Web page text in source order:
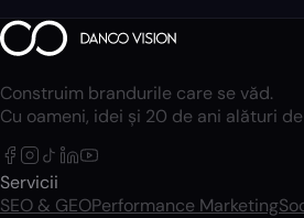
Construim brandurile care se văd.
Cu oameni, idei și 20 de ani alături
Servicii
SEO & GEOPerformance Marketing